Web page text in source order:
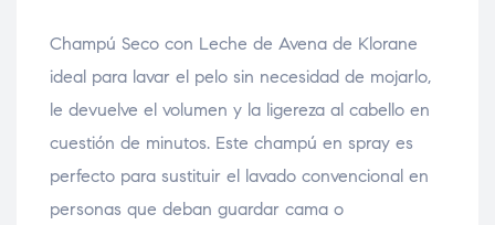
Champú Seco con Leche de Avena de Klorane
ideal para lavar el pelo sin necesidad de mojarlo,
le devuelve el volumen y la ligereza al cabello en
cuestión de minutos. Este champú en spray es
perfecto para sustituir el lavado convencional en
personas que deban guardar cama o